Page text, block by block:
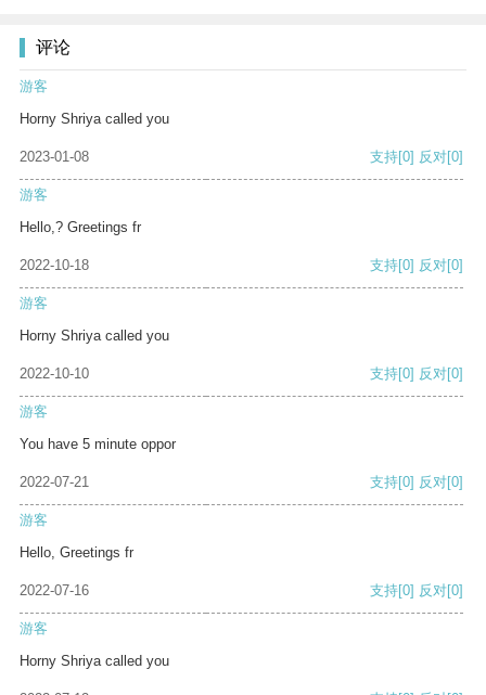
评论
游客
Horny Shriya called you
2023-01-08 支持[0] 反对[0]
游客
Hello,? Greetings fr
2022-10-18 支持[0] 反对[0]
游客
Horny Shriya called you
2022-10-10 支持[0] 反对[0]
游客
You have 5 minute oppor
2022-07-21 支持[0] 反对[0]
游客
Hello, Greetings fr
2022-07-16 支持[0] 反对[0]
游客
Horny Shriya called you